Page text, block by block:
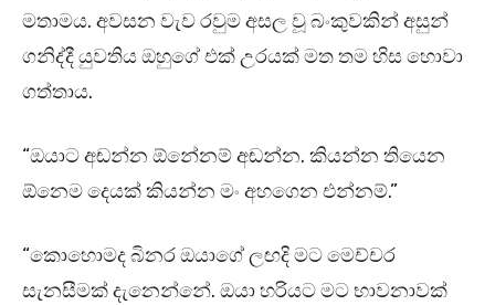
මතාමය. අවසන වැව රවුම අසල වූ බංකුවකින් අසුන්
ගනිද්දී යුවතිය ඔහුගේ එක් උරයක් මත තම හිස හොවා
ගත්තාය.
“ඔයාට අඬන්න ඕනේනම් අඬන්න. කියන්න තියෙන
ඕනෙම දෙයක් කියන්න මං අහගෙන එන්නම්.”
“කොහොමද බිනර ඔයාගේ ලඟදි මට මෙච්චර
සැනසීමක් දැනෙන්නේ. ඔයා හරියට මට භාවනාවක්